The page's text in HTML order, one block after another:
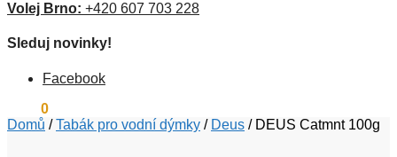
Volej Brno: +420 607 703 228
Sleduj novinky!
Facebook
0
Domů /Tabák pro vodní dýmky / Deus / DEUS Catmnt 100g